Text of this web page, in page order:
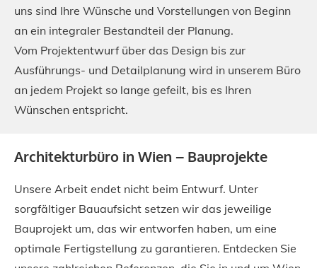
uns sind Ihre Wünsche und Vorstellungen von Beginn
an ein integraler Bestandteil der Planung.
Vom Projektentwurf über das Design bis zur
Ausführungs- und Detailplanung wird in unserem Büro
an jedem Projekt so lange gefeilt, bis es Ihren
Wünschen entspricht.
Architekturbüro in Wien – Bauprojekte
Unsere Arbeit endet nicht beim Entwurf. Unter
sorgfältiger Bauaufsicht setzen wir das jeweilige
Bauprojekt um, das wir entworfen haben, um eine
optimale Fertigstellung zu garantieren. Entdecken Sie